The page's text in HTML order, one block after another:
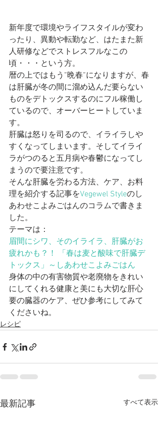
新年度で環境やライフスタイルが変わ
ったり、異動や転勤など、はたまた新
人研修などでストレスフルなこの
頃・・・という方。
暦の上ではもう”晩春”になりますが、春
は肝臓が冬の間に溜め込んだ要らない
ものをデトックスするのにフル稼働し
ているので、オーバーヒートしていま
す。
肝臓は怒りを司るので、イライラしや
すくなってしまいます。そしてイライ
ラがつのると五月病や春鬱になってし
まうので要注意です。
そんな肝臓を労わる方法、ケア、お料
理を紹介する記事をVegewel Styleのし
あわせこよみごはんのコラムで書きま
した。
テーマは：
眉間にシワ、そのイライラ、肝臓がお
疲れかも？！ 「春は麦と酸味で肝臓デ
トックス」～しあわせこよみごはん
身体の中の有害物質や老廃物をきれい
にしてくれる健康と美にも大切な肝心
要の臓器のケア、ぜひ参考にしてみて
くださいね。
レシピ
最新記事 すべて表示